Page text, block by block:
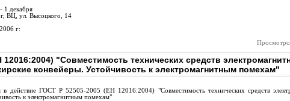
1 декабря
ВЦ, ул. Высоцкого, 14
г:
12016:2004) "Совместимость технических средств
конвейеры. Устойчивость к электромагнитным помехам"
действие ГОСТ Р 52505-2005 (EH 12016:2004) "Совместимость технических средств
к электромагнитным помехам"